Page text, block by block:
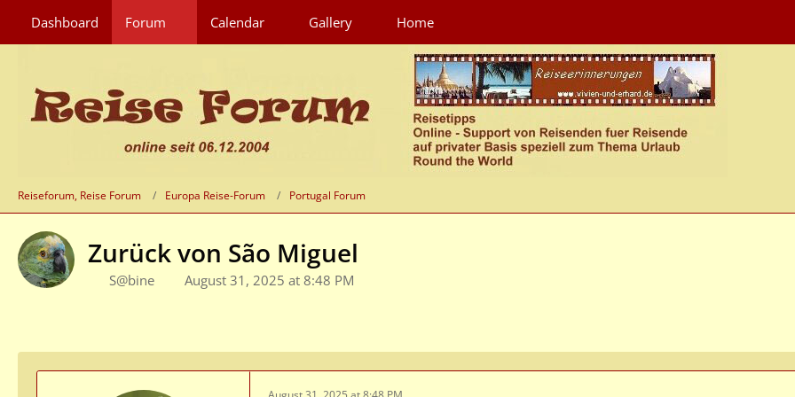
Dashboard Forum Calendar Gallery Home
Reiseforum, Reise Forum Europa Reise-Forum Portugal Forum
Zurück von São Miguel
S@bine August 31, 2025 at 8:48 PM